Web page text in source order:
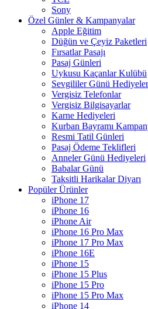
Sony
Özel Günler & Kampanyalar
Apple Eğitim
Düğün ve Çeyiz Paketleri
Fırsatlar Pasajı
Pasaj Günleri
Uykusu Kaçanlar Kulübü
Sevgililer Günü
Vergisiz Telefonlar
Vergisiz Bilgisayarlar
Karne Hediyeleri
Kurban Bayramı
Resmi Tatil Günleri
Pasaj Ödeme Teklifleri
Anneler Günü Hediyeleri
Babalar Günü
Taksitli Harikalar Diyarı
Popüler Ürünler
iPhone 17
iPhone 16
iPhone Air
iPhone 16 Pro Max
iPhone 17 Pro Max
iPhone 16E
iPhone 15
iPhone 15 Plus
iPhone 15 Pro
iPhone 15 Pro Max
iPhone 14